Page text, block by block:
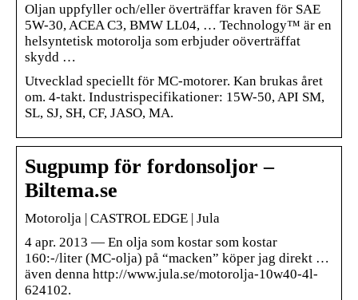
Oljan uppfyller och/eller överträffar kraven för SAE
5W-30, ACEA C3, BMW LL04, … Technology™ är en
helsyntetisk motorolja som erbjuder oöverträffat
skydd …
Utvecklad speciellt för MC-motorer. Kan brukas året
om. 4-takt. Industrispecifikationer: 15W-50, API SM,
SL, SJ, SH, CF, JASO, MA.
Sugpump för fordonsoljor –
Biltema.se
Motorolja | CASTROL EDGE | Jula
4 apr. 2013 — En olja som kostar som kostar
160:-/liter (MC-olja) på “macken” köper jag direkt …
även denna http://www.jula.se/motorolja-10w40-4l-
624102.